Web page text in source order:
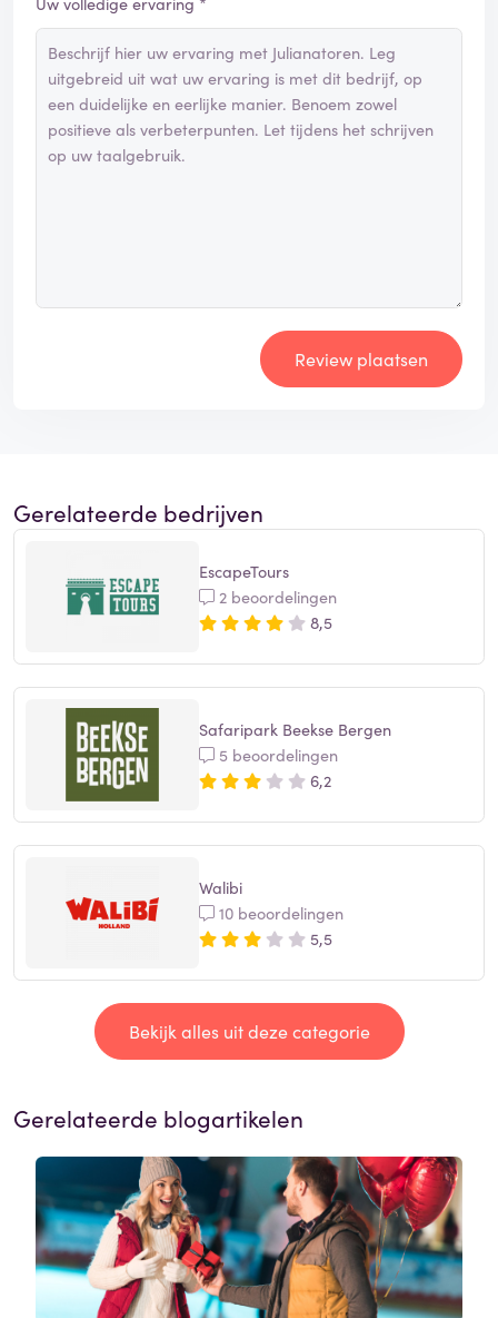
Review plaatsen
Gerelateerde bedrijven
EscapeTours
2 beoordelingen
8,5
Safaripark Beekse Bergen
5 beoordelingen
6,2
Walibi
10 beoordelingen
5,5
Bekijk alles uit deze categorie
Gerelateerde blogartikelen